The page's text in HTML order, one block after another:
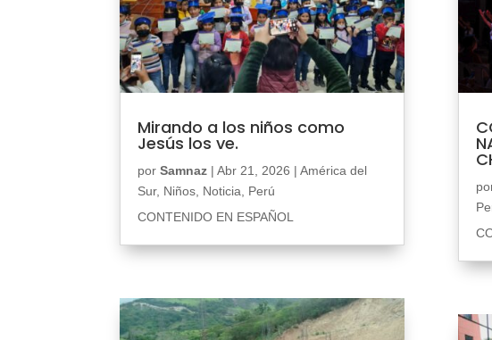
Mirando a los niños como
Jesús los ve.
porSamnaz |Abr 21, 2026 |América del
Sur, Niños Noticia
Perú
CONTENIDO EN ESPAÑOL